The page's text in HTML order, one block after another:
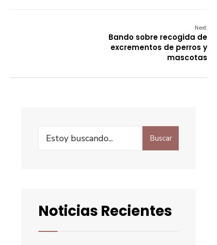
Next:
Bando sobre recogida de
excrementos de perros y
mascotas
Buscar
Noticias Recientes